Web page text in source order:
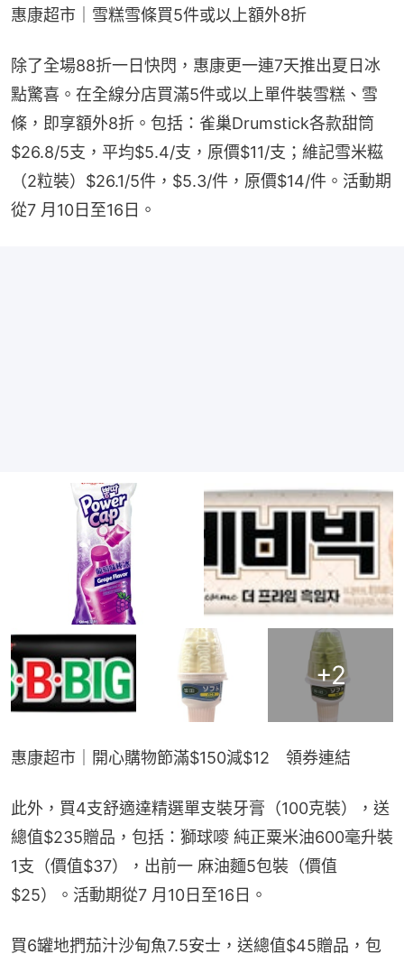
惠康超市｜雪糕雪條買5件或以上額外8折
除了全場88折一日快閃，惠康更一連7天推出夏日冰
點驚喜。在全線分店買滿5件或以上單件裝雪糕、雪
條，即享額外8折。包括：雀巢Drumstick各款甜筒
$26.8/5支，平均$5.4/支，原價$11/支；維記雪米糍
（2粒裝）$26.1/5件，$5.3/件，原價$14/件。活動期
從7 月10日至16日。
+2
惠康超市｜開心購物節滿$150減$12　領券連結
此外，買4支舒適達精選單支裝牙膏（100克裝），送
總值$235贈品，包括：獅球嘜 純正粟米油600毫升裝
1支（價值$37），出前一 麻油麵5包裝（價值
$25）。活動期從7 月10日至16日。
買6罐地捫茄汁沙甸魚7.5安士，送總值$45贈品，包